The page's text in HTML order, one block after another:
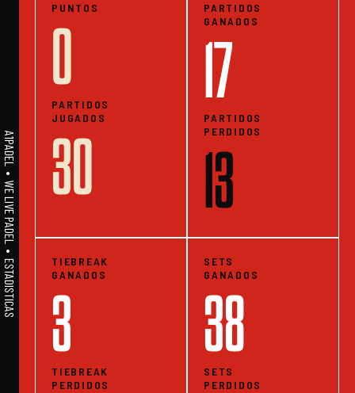
A1PADEL • WE LIVE PADEL • ESTADISTICAS
PUNTOS
0
PARTIDOS
JUGADOS
30
PARTIDOS
GANADOS
17
PARTIDOS
PERDIDOS
13
TIEBREAK
GANADOS
3
TIEBREAK
PERDIDOS
SETS
GANADOS
38
SETS
PERDIDOS